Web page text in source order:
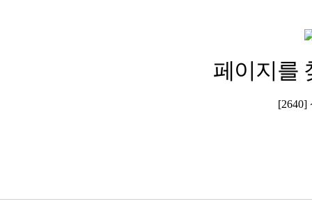
페이지를
[2640]